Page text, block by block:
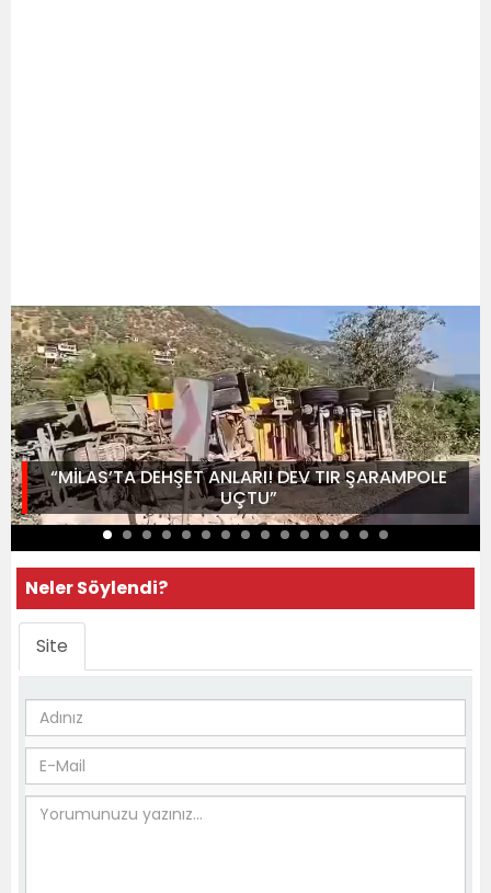
“MİLAS’TA DEHŞET ANLARI! DEV TIR ŞARAMPOLE
UÇTU”
Neler Söylendi?
Site